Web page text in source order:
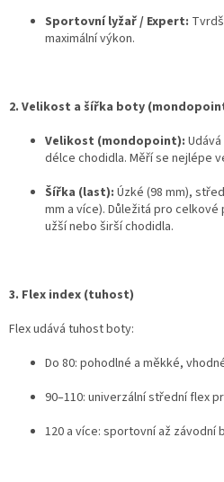
Sportovní lyžař / Expert:
maximální výkon.
2. Velikost a šířka boty
Velikost (mondopoint):
délce chodidla. Měří se nejlépe
Šířka (last): Úzké (98 mm),
mm a více). Důležitá pro
užší nebo širší chodidla.
3. Flex index (tuhost)
Flex udává tuhost boty:
Do 80: pohodlné a měkké,
90–110: univerzální střední flex
120 a více: sportovní až závodní